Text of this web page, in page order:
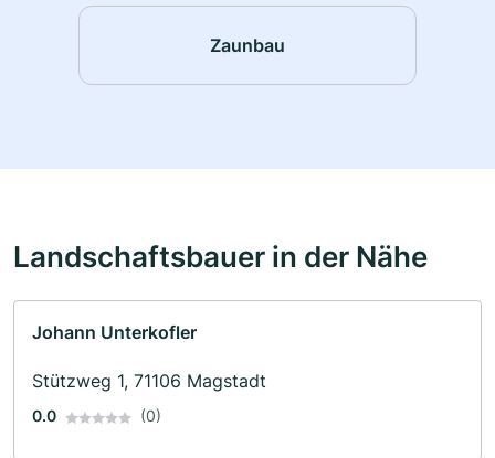
Zaunbau
Landschaftsbauer in der Nähe
Johann Unterkofler
Stützweg 1, 71106 Magstadt
0.0 (0)